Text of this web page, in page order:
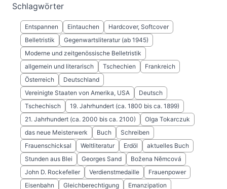
Schlagwörter
Entspannen Eintauchen
Hardcover, Softcover
Belletristik
Gegenwartsliteratur (ab 1945)
Moderne und zeitgenössische Belletristik
allgemein und literarisch
Tschechien
Frankreich
Österreich
Deutschland
Vereinigte Staaten von Amerika, USA
Deutsch
Tschechisch
19. Jahrhundert (ca. 1800 bis ca. 1899)
21. Jahrhundert (ca. 2000 bis ca. 2100)
Olga Tokarczuk
das neue Meisterwerk
Buch
Schreiben
Frauenschicksal
Weltliteratur Erdöl
aktuelles Buch
Stunden aus Blei
Georges Sand
Božena Němcová
John D. Rockefeller
Verdienstmedaille
Frauenpower
Eisenbahn
Gleichberechtigung Emanzipation